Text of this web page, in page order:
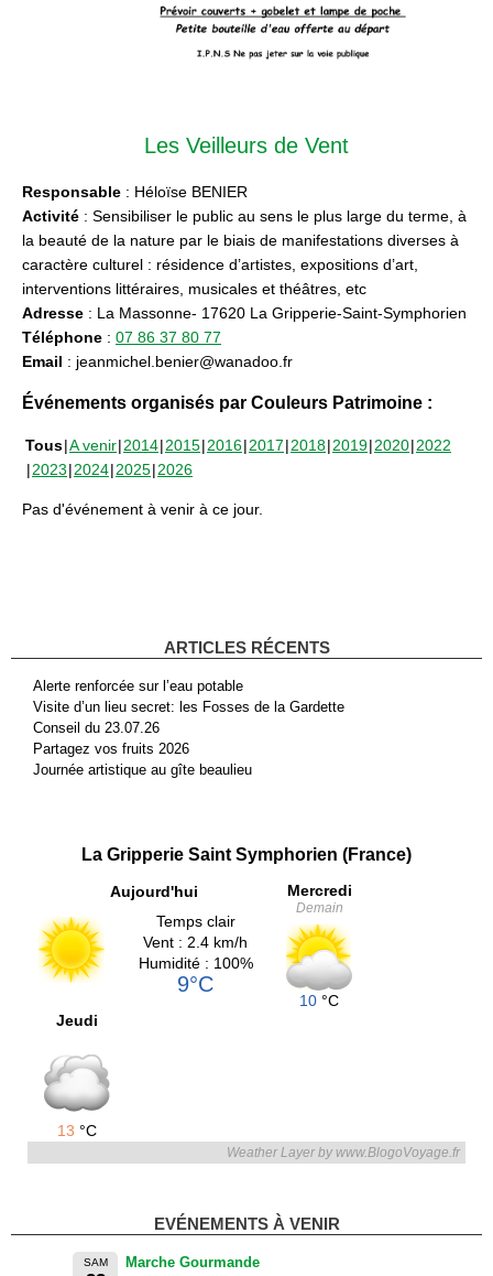
Les Veilleurs de Vent
Responsable : Héloïse BENIER
Activité : Sensibiliser le public au sens le plus large du terme, à
la beauté de la nature par le biais de manifestations diverses à
caractère culturel : résidence d’artistes, expositions d’art,
interventions littéraires, musicales et théâtres, etc
Adresse : La Massonne- 17620 La Gripperie-Saint-Symphorien
Téléphone : 07 86 37 80 77
Email : jeanmichel.benier@wanadoo.fr
Événements organisés par Couleurs Patrimoine :
Tous A venir 2014 2015 2016 2017 2018 2019 2020 2022
2023 2024 2025 2026
Pas d'événement à venir à ce jour.
ARTICLES RÉCENTS
Alerte renforcée sur l’eau potable
Visite d’un lieu secret: les Fosses de la Gardette
Conseil du 23.07.26
Partagez vos fruits 2026
Journée artistique au gîte beaulieu
La Gripperie Saint Symphorien (France)
Aujourd'hui
Temps clair
Vent : 2.4 km/h
Humidité : 100%
9°C
Mercredi
Demain
10 °C
Jeudi
13 °C
Weather Layer by www.BlogoVoyage.fr
EVÉNEMENTS À VENIR
SAM Marche Gourmande